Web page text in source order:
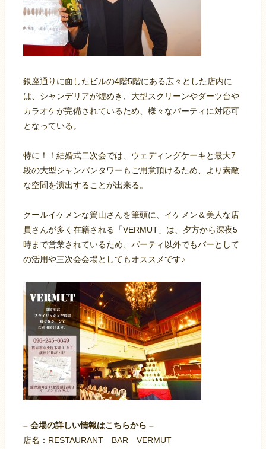
銀座通りに面したビルの4階5階にある広々とした店内に
は、シャンデリアが煌めき、大型スクリーンやダーツ台や
カラオケが完備されているため、様々なパーティに対応可
となっている。
特に！！結婚式二次会では、ウェディングケーキと最大7
段の大型シャンパンタワーもご用意頂けるため、より素敵
な空間を演出することが出来る。
クールイケメンな簀山さんを筆頭に、イケメン＆美人な店
員さんが多く在籍される「VERMUT」は、夕方から深夜5
時まで営業されているため、パーティ以外でもバーとして
の活用や三次会会場としてもオススメです♪
– 会場の詳しい情報はこちらから –
店名：RESTAURANT BAR VERMUT